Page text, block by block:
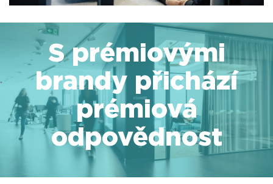
S prémiovými
brandy přichází
prémiová
odpovědnost